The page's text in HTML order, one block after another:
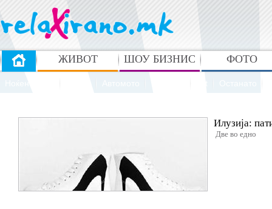
ЖИВОТ ШОУ БИЗНИС ФОТО
Илузија:
Две во едно